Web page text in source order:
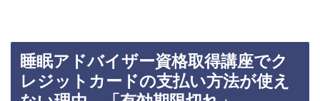
睡眠アドバイザー資格取得講座でク
レジットカードの支払い方法が使え